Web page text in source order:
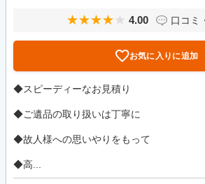
4.00 口コミ
お気に入りに追加
◆スピーディーなお見積り
◆ご遺品の取り扱いは丁寧に
◆故人様への思いやりをもって
◆高...